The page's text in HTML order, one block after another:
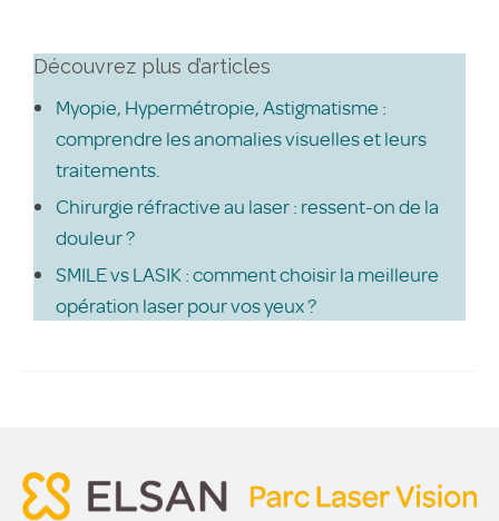
Découvrez plus d’articles
Myopie, Hypermétropie, Astigmatisme :
comprendre les anomalies visuelles et leurs
traitements.
Chirurgie réfractive au laser : ressent-on de la
douleur ?
SMILE vs LASIK : comment choisir la meilleure
opération laser pour vos yeux ?